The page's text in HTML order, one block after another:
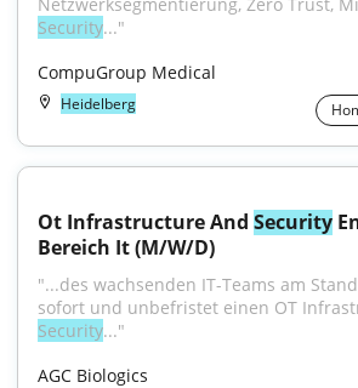
Security..."
CompuGroup Medical
Heidelberg
Ot Infrastructure And Security
Bereich It (M/W/D)
"...des wachsenden IT-Teams am
Security..."
AGC Biologics